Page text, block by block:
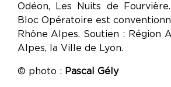
Odéon, Les Nuits de
Bloc Opératoire est
Rhône Alpes. Soutien : Région Auvergne Rhône
Alpes, la Ville de Lyon.
© photo : Pascal Gély